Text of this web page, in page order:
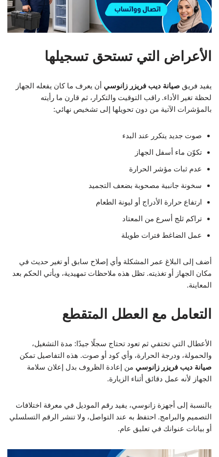
الأعراض التي تستحق تسجيلها
يفيد فريق صيانة ديب فريزر زانوسي أن يعرف ما كان يفعله الجهاز
لحظة تغير الأداء. راقب التوقيت والتكرار، ثم قارن ما رأيته
بالمؤشرات الآتية من دون تحويلها إلى تشخيص نهائي:
صوت جديد يتكرر عند البدء
تكوّن ماء أسفل الجهاز
عدم ثبات مؤشر الحرارة
سخونة جانبية مصحوبة بضعف التجميد
ارتفاع حرارة الأدراج أو ليونة الطعام
تراكم ثلج أسرع من المعتاد
عمل الضاغط فترات طويلة
أضف إلى البلاغ عمر المشكلة وأي إصلاح سابق أو تغير حديث في
مكان الجهاز أو تغذيته. تظل هذه ملاحظات تمهيدية، ويأتي الحكم بعد
المعاينة.
التعامل مع العطل المتقطع
الأعطال التي تختفي ثم تعود تحتاج سجلًا جيدًا: مدة التشغيل،
والحمولة، ودرجة الحرارة، وأي كود أو صوت. هذه التفاصيل تمكن
صيانة ديب فريزر زانوسي من إعادة الظروف بدل إعلان سلامة
الجهاز لأنه عمل دقائق أثناء الزيارة.
بالنسبة إلى أجهزة زانوسي، يفيد رقم الموديل في معرفة اختلافات
التصميم والبرامج. احتفظ به عند التواصل، ولا تنشر الرقم التسلسلي
أو بيانات عنوانك في تعليق عام.